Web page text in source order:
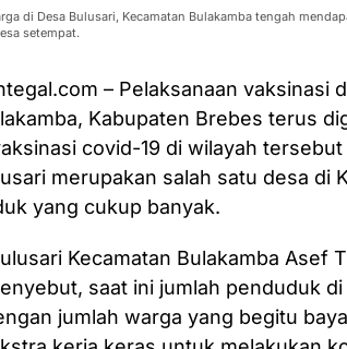
di Desa Bulusari, Kecamatan Bulakamba tengah
setempat.
– Pelaksanaan vaksinasi
Kabupaten Brebes terus
covid-19 di wilayah
merupakan salah satu desa di
yang cukup banyak.
Kecamatan Bulakamba Asef
saat ini jumlah penduduk
jumlah warga yang begitu